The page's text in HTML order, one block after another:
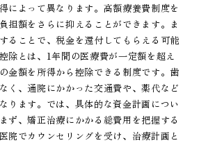
によって異なります。高額療養費制度を
担額をさらに抑えることができます。ま
ることで、税金を還付してもらえる可能
除とは、1年間の医療費が一定額を超え
金額を所得から控除できる制度です。歯
く、通院にかかった交通費や、薬代など
ります。では、具体的な資金計画につい
ず、矯正治療にかかる総費用を把握する
院でカウンセリングを受け、治療計画と